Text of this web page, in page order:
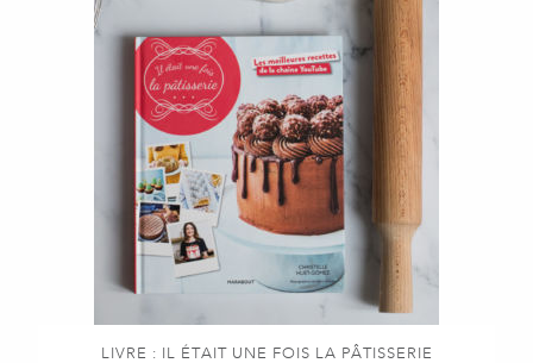
LIVRE : IL ÉTAIT UNE FOIS LA PÂTISSERIE